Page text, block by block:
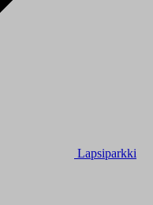
Lapsiparkki